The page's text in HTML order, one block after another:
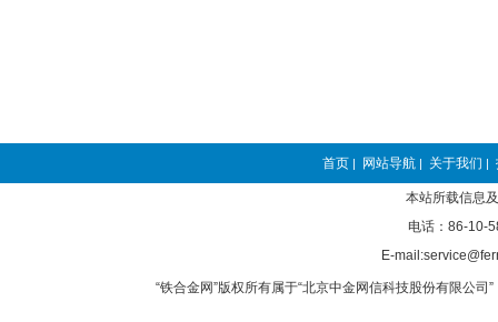
首页 | 网站导航 | 关于我们 |
本站所载信息
电话：86-10-
E-
“铁合金网”版权所有属于“北京中金网信科技股份有限公司